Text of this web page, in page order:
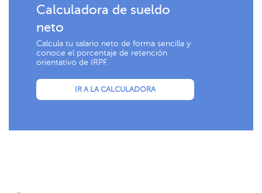
Calculadora de sueldo
neto
Calcula tu salario neto de forma sencilla y
conoce el porcentaje de retención
orientativo de IRPF.
IR A LA CALCULADORA